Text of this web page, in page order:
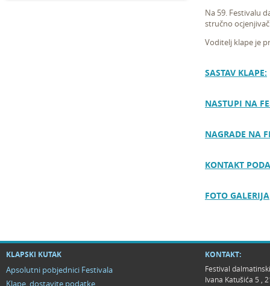
Na 59. Festivalu
stručno
Voditelj klape je
SASTAV KLAPE:
NASTUPI NA
NAGRADE NA
KONTAKT
FOTO GALERIJA
KLAPSKI KUTAK
Apsolutni pobjednici Festivala
Klape, dostavite podatke
KONTAKT:
Festival
Ivana Katušića 5 ,